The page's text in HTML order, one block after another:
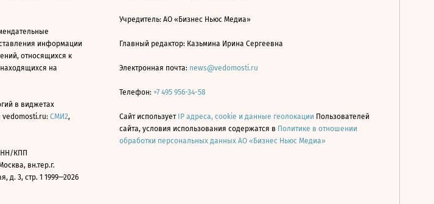
информации
относящихся к
на
в виджетах
vedomosti.ru: СМИ2,
КПП
вн.тер.г.
д. 3, стр. 1 1999—2026
Учредитель: АО «Бизнес Ньюс Медиа»
Главный редактор: Казьмина Ирина Сергеевна
Электронная почта: news@vedomosti.ru
Телефон: +7 495 956-34-58
Сайт использует IP адреса, cookie и данные геолокации Пользователей
сайта, условия использования содержатся в Политике в отношении
обработки персональных данных АО «Бизнес Ньюс Медиа»